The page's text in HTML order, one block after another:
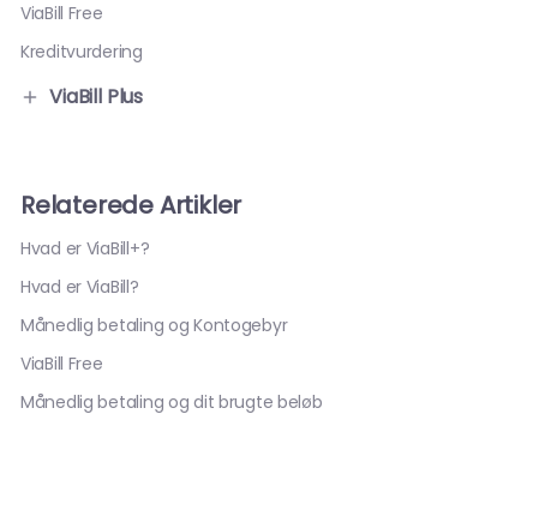
ViaBill Free
Kreditvurdering
ViaBill Plus
Relaterede Artikler
Hvad er ViaBill+?
Hvad er ViaBill?
Månedlig betaling og Kontogebyr
ViaBill Free
Månedlig betaling og dit brugte beløb